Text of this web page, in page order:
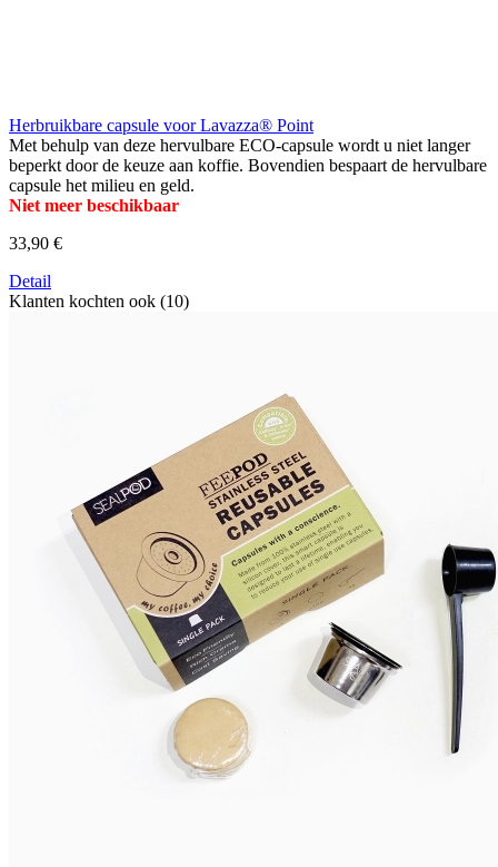
Herbruikbare capsule voor Lavazza® Point
Met behulp van deze hervulbare ECO-capsule wordt u niet langer
beperkt door de keuze aan koffie. Bovendien bespaart de hervulbare
capsule het milieu en geld.
Niet meer beschikbaar
33,90 €
Detail
Klanten kochten ook (10)